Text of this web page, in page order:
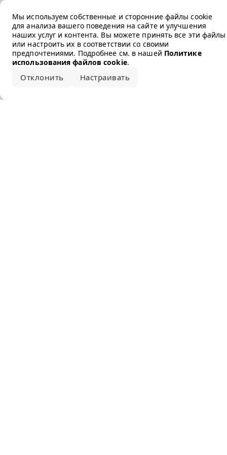
Мы используем собственные и сторонние файлы cookie
для анализа вашего поведения на сайте и улучшения
наших услуг и контента. Вы можете принять все эти файлы
или настроить их в соответствии со своими
предпочтениями. Подробнее см. в нашей Политике
использования файлов cookie.
Отклонить Настраивать
Error loading the brand